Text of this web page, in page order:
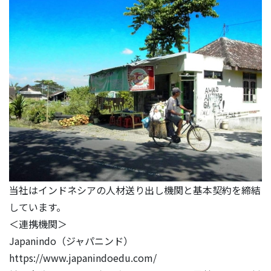
当社はインドネシアの人材送り出し機関と基本契約を締結
しています。
＜連携機関＞
Japanindo（ジャパニンド）
https://www.japanindoedu.com/